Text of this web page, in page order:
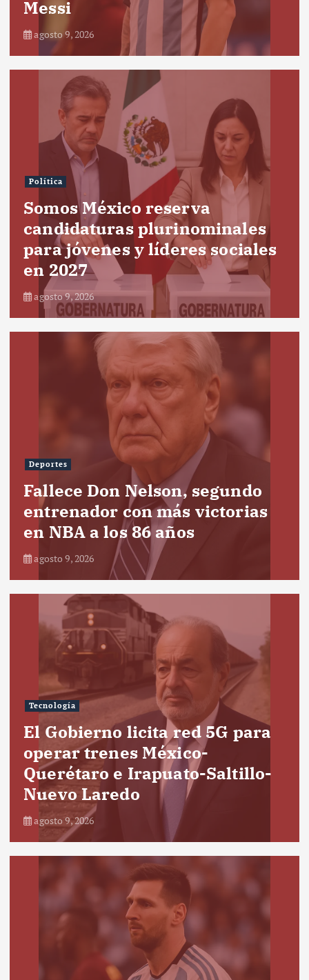
Messi
agosto 9, 2026
Política
Somos México reserva
candidaturas plurinominales
para jóvenes y líderes sociales
en 2027
agosto 9, 2026
Deportes
Fallece Don Nelson, segundo
entrenador con más victorias
en NBA a los 86 años
agosto 9, 2026
Tecnología
El Gobierno licita red 5G para
operar trenes México-
Querétaro e Irapuato-Saltillo-
Nuevo Laredo
agosto 9, 2026